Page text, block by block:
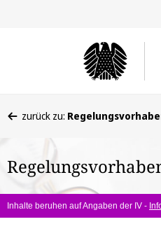
befinden
hier:
zurück zu:
Inhalte beruhen auf Angaben der IV -